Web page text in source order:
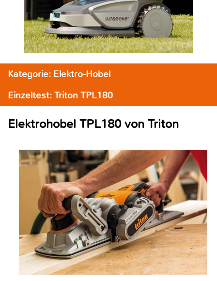
Kategorie: Elektro-Hobel
Einzeltest: Triton TPL180
Elektrohobel TPL180 von Triton